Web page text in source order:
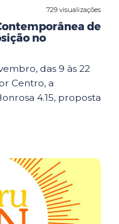
729 visualizações
de
no
das 9 às 22
Centro, a
4.15, proposta